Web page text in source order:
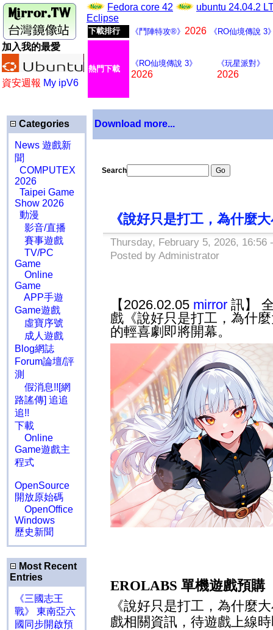
加入我的最愛
資安週報 My ipV6
Fedora core 42
ubuntu 24.04.2
Eclipse
下載排行 《鬥陣特攻®》 2026 《RO仙境傳說 3
熱門下載
《RO仙境傳說 3》
2026
《玩星派對》
2026
Categories
News 遊戲新
聞
COMPUTEX
2026
Taipei Game
Show 2026
動漫
影音/直播
賽事遊戲
TV/PC
Game
Online
Game
APP手遊
Game遊戲
虛寶序號
成人遊戲
Blog網誌
Forum論壇/評
測
假消息!![網
路謠傳] 追追
追!!
下載
Online
Game遊戲主
程式
OpenSource
開放原始碼
OpenOffice
Windows
歷史新聞
Most Recent
Entries
《三國志王
戰》 東南亞六
國同步開啟預
Download more...
Search
《說好只是打工，為什麼
Thursday, February 5, 2026, 16:56
Posted by Administrator
【2026.02.05 mirror 訊】
戲《說好只是打工，為什
的輕喜劇即將開幕。
EROLABS 單機遊戲預購
《說好只是打工，為什麼
戲相關資訊，待遊戲上線